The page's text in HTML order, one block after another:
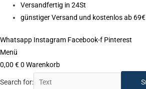
Versandfertig in 24St
günstiger Versand und kostenlos ab 69€
Whatsapp Instagram Facebook-f Pinterest
Menü
0,00 €0 Warenkorb
Search for: